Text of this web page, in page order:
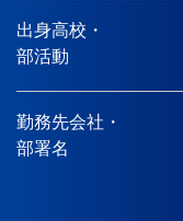
出身高校・
部活動
勤務先会社・
部署名